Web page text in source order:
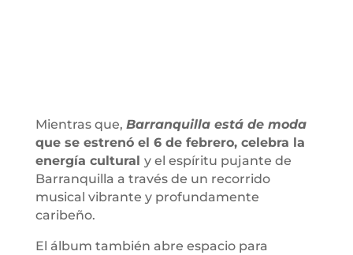
Mientras que, Barranquilla está de moda
que se estrenó el 6 de febrero, celebra la
energía cultural y el espíritu pujante de
Barranquilla a través de un recorrido
musical vibrante y profundamente
caribeño.
El álbum también abre espacio para